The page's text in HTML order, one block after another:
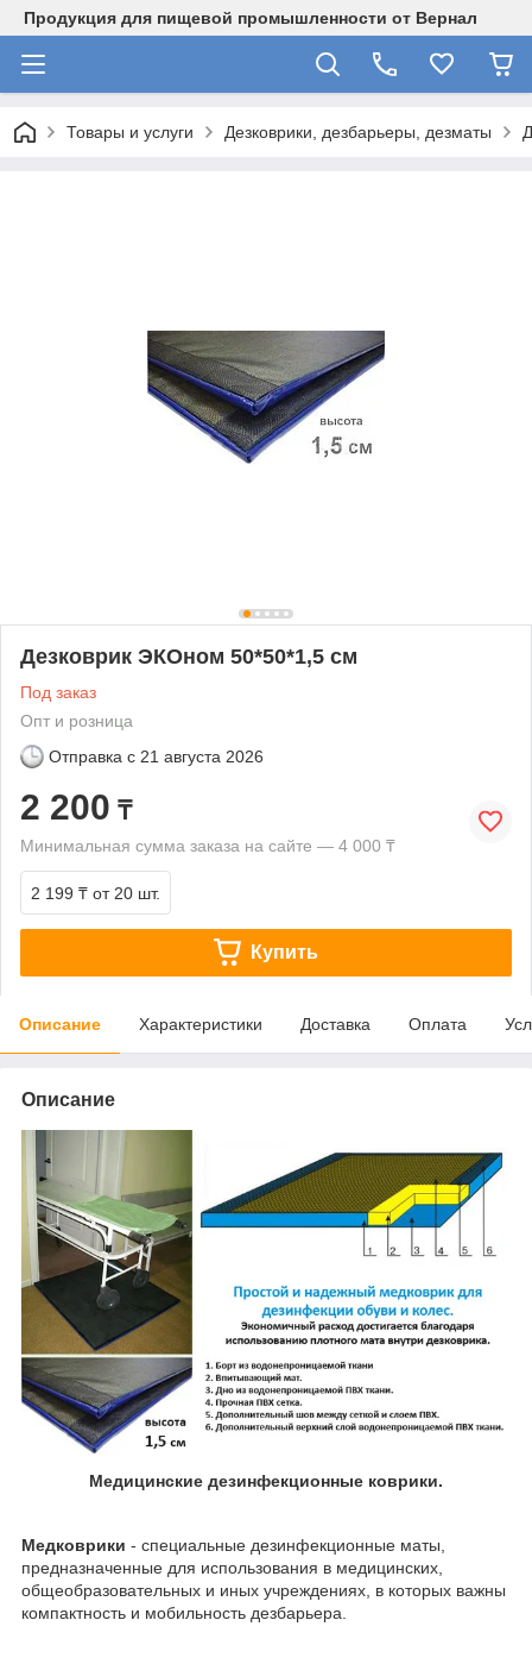
Продукция для пищевой промышленности от Вернал
Товары и услуги Дезковрики, дезбарьеры, дезматы
Дезковрик ЭКОном 50*50*1,5 см
Под заказ
Опт и розница
Отправка с 21 августа 2026
2 200 ₸
Минимальная сумма заказа на сайте — 4 000 ₸
2 199 ₸ от 20 шт.
Купить
Описание Характеристики Доставка Оплата
Описание
Медицинские дезинфекционные коврики.
Медковрики - специальные дезинфекционные маты,
предназначенные для использования в медицинских,
общеобразовательных и иных учреждениях, в которых важны
компактность и мобильность дезбарьера.